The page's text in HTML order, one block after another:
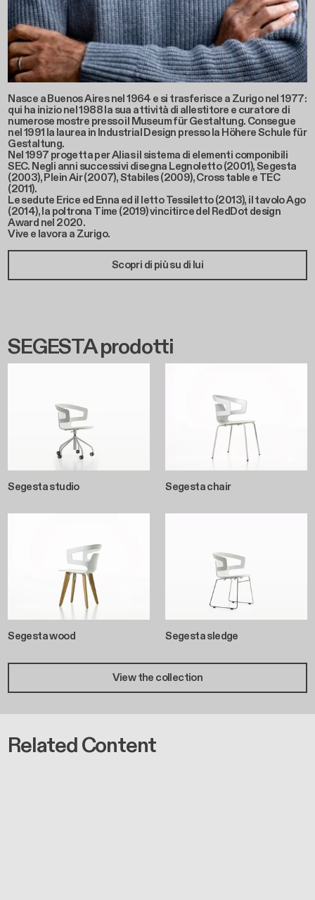
Nasce a Buenos Aires nel 1964 e si trasferisce a Zurigo nel 1977:
qui ha inizio nel 1988 la sua attività di allestitore e curatore di
numerose mostre presso il Museum für Gestaltung. Consegue
nel 1991 la laurea in Industrial Design presso la Höhere Schule für
Gestaltung.
Nel 1997 progetta per Alias il sistema di elementi componibili
SEC. Negli anni successivi disegna Legnoletto (2001), Segesta
(2003), Plein Air (2007), Stabiles (2009), Cross table e TEC
(2011).
Le sedute Erice ed Enna ed il letto Tessiletto (2013), il tavolo Ago
(2014), la poltrona Time (2019) vincitirce del RedDot design
Award nel 2020.
Vive e lavora a Zurigo.
Scopri di più su di lui
SEGESTA prodotti
Segesta studio Segesta chair
Segesta wood Segesta sledge
View the collection
Related Content